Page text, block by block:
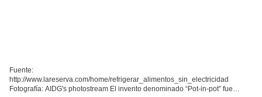
Fuente:
http://www.lareserva.com/home/refrigerar_alimentos_sin_electricidad
Fotografía: AIDG's photostream El invento denominado “Pot-in-pot” fue